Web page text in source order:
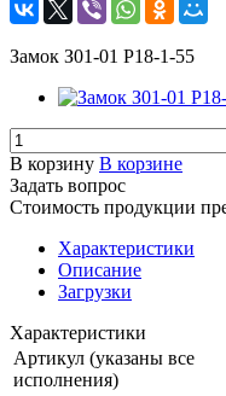
Замок З01-01 Р18-1-55
В корзину В корзине
Задать вопрос
Стоимость продукции
Характеристики
Описание
Загрузки
Характеристики
Артикул (указаны все
исполнения)